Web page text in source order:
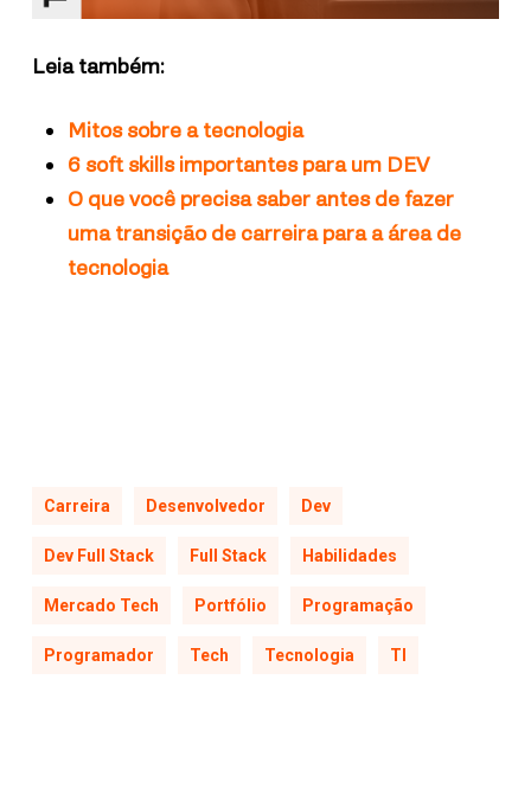
Leia também:
Mitos sobre a tecnologia
6 soft skills importantes para um DEV
O que você precisa saber antes de fazer
uma transição de carreira para a área de
tecnologia
Carreira Desenvolvedor Dev
Dev Full Stack Full Stack Habilidades
Mercado Tech Portfólio Programação
Programador Tech Tecnologia TI